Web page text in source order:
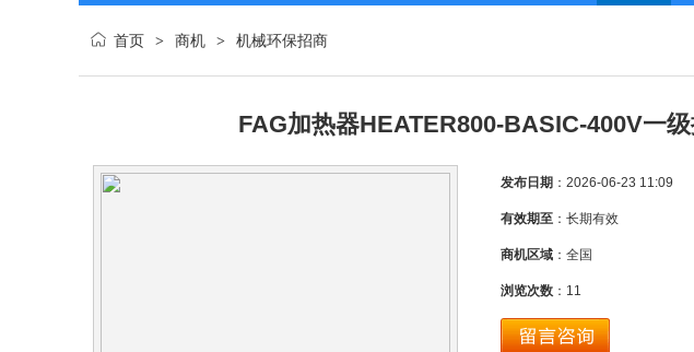
首页 > 商机 > 机械环保招商
FAG加热器HEATER800-BASIC-400V一
发布日期 ：2026-06-23 11:09
有效期至 ：长期有效
商机区域 ：全国
浏览次数 ： 11